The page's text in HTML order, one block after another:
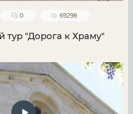
0 69298
тур "Дорога к Храму"